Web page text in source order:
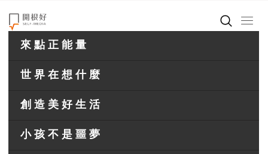
來點正能量
世界在想什麼
創造美好生活
小孩不是噩夢